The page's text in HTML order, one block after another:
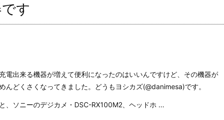
す
電出来る機器が増えて便利になったのはいいんですけど、その機器が
んどくさくなってきました。どうもヨシカズ(@danimesa)です。
、ソニーのデジカメ・DSC-RX100M2、ヘッドホ ...